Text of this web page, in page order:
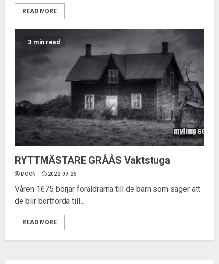
READ MORE
3 min read
RYTTMÄSTARE GRÅÅS Vaktstuga
MOON 2022-09-25
Våren 1675 börjar föräldrarna till de barn som säger att
de blir bortförda till...
READ MORE